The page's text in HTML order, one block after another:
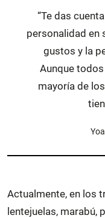
“Te das
personalidad en
gustos y la
Aunque
mayoría de
Actualmente, en los
lentejuelas, marabú,